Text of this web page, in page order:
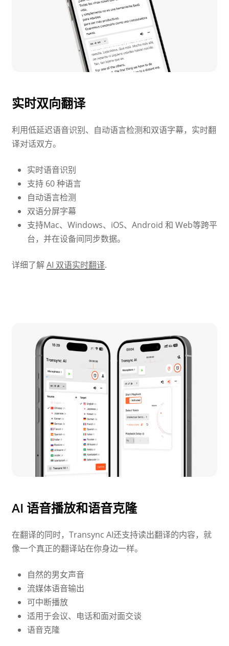
实时双向翻译
利用低延迟语音识别、自动语言检测和双语字幕，实时翻
译对话双方。
实时语音识别
支持 60 种语言
自动语言检测
双语分屏字幕
支持Mac、Windows、iOS、Android 和 Web等跨平
台，并在设备间同步数据。
详细了解AI 双语实时翻译.
AI 语音播放和语音克隆
在翻译的同时，Transync AI还支持读出翻译的内容，就
像一个真正的翻译站在你身边一样。
自然的男女声音
流媒体语音输出
可中断播放
适用于会议、电话和面对面交谈
语音克隆